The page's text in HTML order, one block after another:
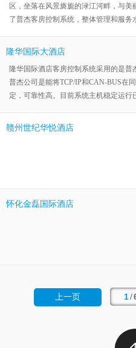
区，坐落在风景旖旎的渌江河畔，与
了普杰客房控制系统，整体管理和服
升。
隆华国际大酒店
隆华国际酒店客房控制系统采用的是普
普杰公司是能将TCP/IP和CAN-BUS在
定，可靠性高。目前系统主机稳定运
赣州世纪华悦酒店
怀化金磊国际酒店
上一页 1/